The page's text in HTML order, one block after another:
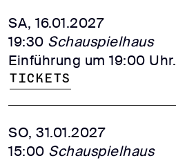
SA, 16.01.2027
19:30 Schauspielhaus
Einführung um 19:00 Uhr.
Tickets
SO, 31.01.2027
15:00 Schauspielhaus